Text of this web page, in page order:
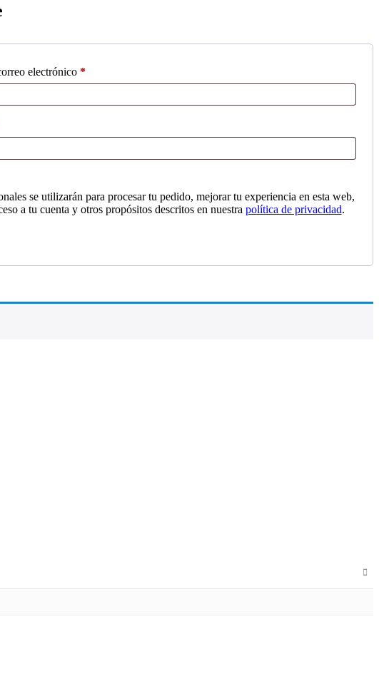
electrónico *Obligatorio
se utilizarán para procesar tu pedido, mejorar tu experiencia en esta web,
a tu cuenta y otros propósitos descritos en nuestra política de privacidad.